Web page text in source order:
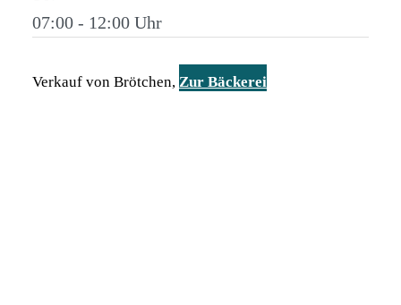
07:00 - 12:00
Verkauf von Brötchen, Zur Bäckerei